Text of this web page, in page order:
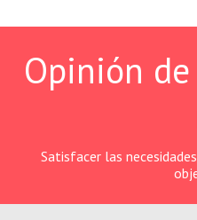
Opinión
Satisfacer las